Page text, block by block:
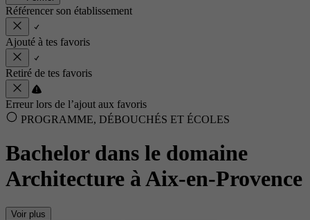
Référencer son établissement
Ajouté à tes favoris
Retiré de tes favoris
Erreur lors de l’ajout aux favoris
PROGRAMME, DÉBOUCHÉS ET ÉCOLES
Bachelor dans le domaine
Architecture à Aix-en-Provence
Voir plus